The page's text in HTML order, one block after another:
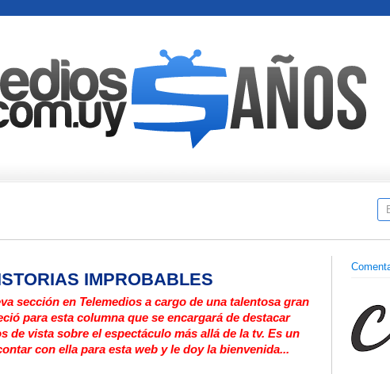
IMPROBABLES
sección en Telemedios a cargo de una talentosa gran
para esta columna que se encargará de destacar
de vista sobre el espectáculo más allá de la tv. Es un
con ella para esta web y le doy la bienvenida...